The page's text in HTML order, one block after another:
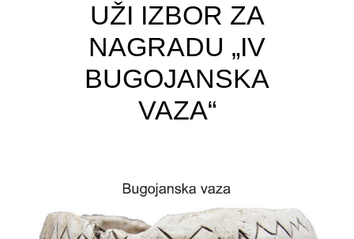
UŽI IZBOR ZA
NAGRADU „IV
BUGOJANSKA
VAZA“